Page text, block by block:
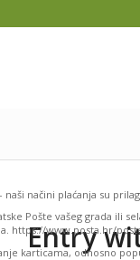
načini plaćanja su
Pošte vašeg grada ili
https://www.posta.hr/
karticama, odnosno
Entry